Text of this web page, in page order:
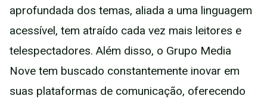
aprofundada dos temas, aliada a uma linguagem
acessível, tem atraído cada vez mais leitores e
telespectadores. Além disso, o Grupo Media
Nove tem buscado constantemente inovar em
suas plataformas de comunicação, oferecendo